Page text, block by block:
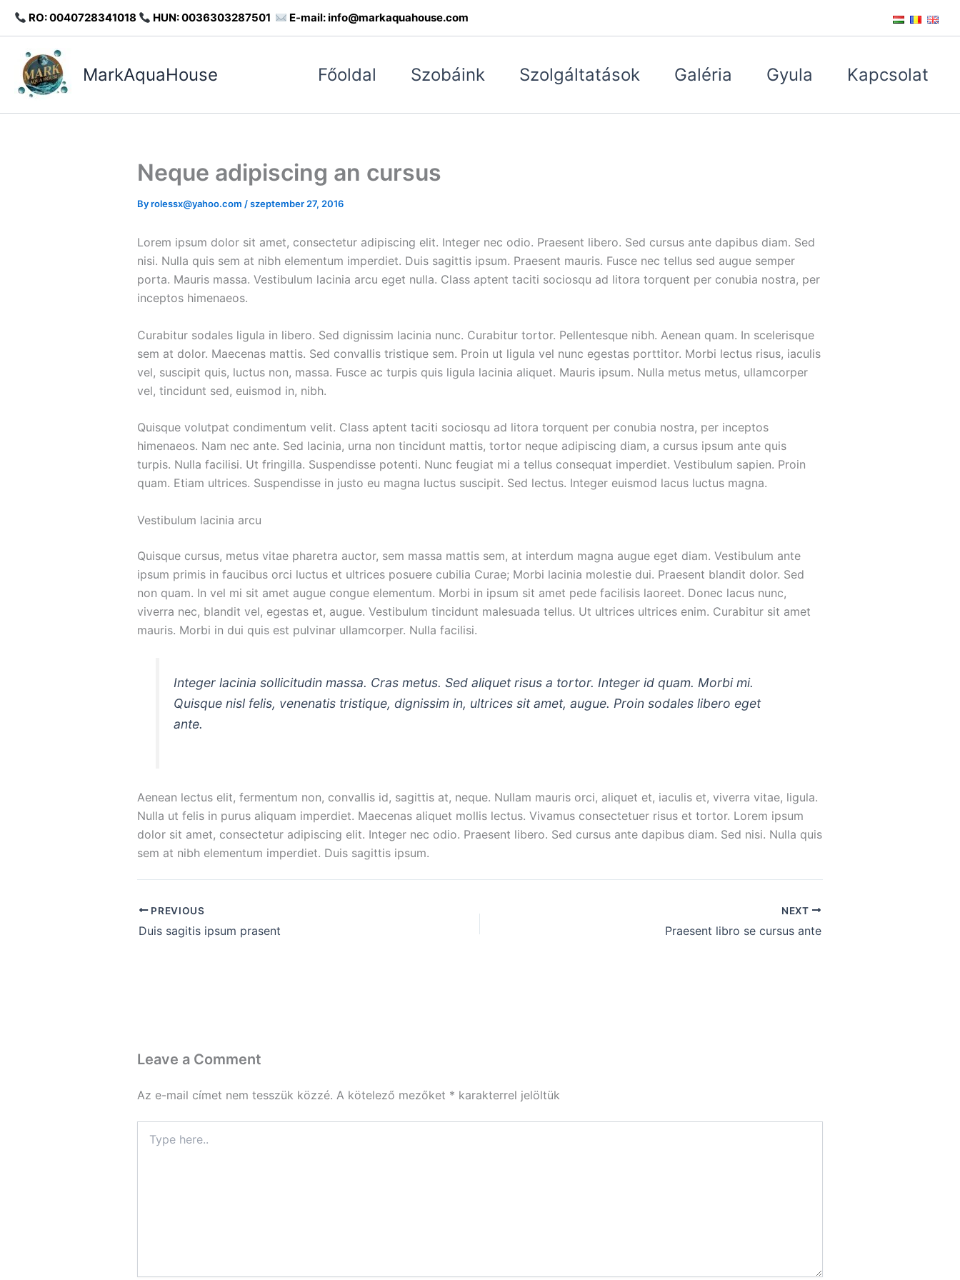
Skip
RO: 0040728341018 HUN: 0036303287501 E-mail:info@markaquahouse.com
MarkAquaHouse Főoldal Szobáink Szolgáltatások Galéria Gyula Kapcsolat
Neque adipiscing an cursus
Byrolessx@yahoo.com /szeptember 27, 2016
Lorem ipsum dolor sit amet, consectetur adipiscing elit. Integer nec odio. Praesent libero. Sed cursus ante dapibus diam. Sed
nisi. Nulla quis sem at nibh elementum imperdiet. Duis sagittis ipsum. Praesent mauris. Fusce nec tellus sed augue semper
porta. Mauris massa. Vestibulum lacinia arcu eget nulla. Class aptent taciti sociosqu ad litora torquent per conubia nostra, per
inceptos himenaeos.
Curabitur sodales ligula in libero. Sed dignissim lacinia nunc. Curabitur tortor. Pellentesque nibh. Aenean quam. In scelerisque
sem at dolor. Maecenas mattis. Sed convallis tristique sem. Proin ut ligula vel nunc egestas porttitor. Morbi lectus risus, iaculis
vel, suscipit quis, luctus non, massa. Fusce ac turpis quis ligula lacinia aliquet. Mauris ipsum. Nulla metus metus, ullamcorper
vel, tincidunt sed, euismod in, nibh.
Quisque volutpat condimentum velit. Class aptent taciti sociosqu ad litora torquent per conubia nostra, per inceptos
himenaeos. Nam nec ante. Sed lacinia, urna non tincidunt mattis, tortor neque adipiscing diam, a cursus ipsum ante quis
turpis. Nulla facilisi. Ut fringilla. Suspendisse potenti. Nunc feugiat mi a tellus consequat imperdiet. Vestibulum sapien. Proin
quam. Etiam ultrices. Suspendisse in justo eu magna luctus suscipit. Sed lectus. Integer euismod lacus luctus magna.
Vestibulum lacinia arcu
Quisque cursus, metus vitae pharetra auctor, sem massa mattis sem, at interdum magna augue eget diam. Vestibulum ante
ipsum primis in faucibus orci luctus et ultrices posuere cubilia Curae; Morbi lacinia molestie dui. Praesent blandit dolor. Sed
non quam. In vel mi sit amet augue congue elementum. Morbi in ipsum sit amet pede facilisis laoreet. Donec lacus nunc,
viverra nec, blandit vel, egestas et, augue. Vestibulum tincidunt malesuada tellus. Ut ultrices ultrices enim. Curabitur sit amet
mauris. Morbi in dui quis est pulvinar ullamcorper. Nulla facilisi.
Integer lacinia sollicitudin massa. Cras metus. Sed aliquet risus a tortor. Integer id quam. Morbi mi.
Quisque nisl felis, venenatis tristique, dignissim in, ultrices sit amet, augue. Proin sodales libero eget
ante.
Aenean lectus elit, fermentum non, convallis id, sagittis at, neque. Nullam mauris orci, aliquet et, iaculis et, viverra vitae, ligula.
Nulla ut felis in purus aliquam imperdiet. Maecenas aliquet mollis lectus. Vivamus consectetuer risus et tortor. Lorem ipsum
dolor sit amet, consectetur adipiscing elit. Integer nec odio. Praesent libero. Sed cursus ante dapibus diam. Sed nisi. Nulla quis
sem at nibh elementum imperdiet. Duis sagittis ipsum.
PREVIOUS
Duis sagitis ipsum prasent
NEXT
Praesent libro se cursus ante
Leave a Comment
Az e-mail címet nem tesszük közzé. A kötelező mezőket * karakterrel jelöltük
here..